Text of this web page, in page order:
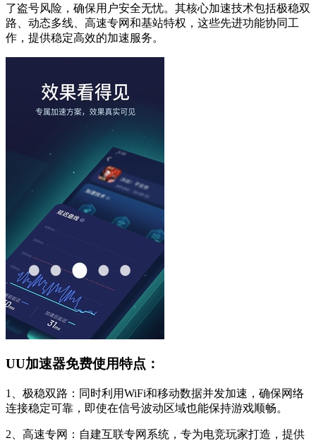
了盗号风险，确保用户安全无忧。其核心加速技术包括极稳双
路、动态多线、高速专网和基站特权，这些先进功能协同工
作，提供稳定高效的加速服务。
UU加速器免费使用特点：
1、极稳双路：同时利用WiFi和移动数据并发加速，确保网络
连接稳定可靠，即使在信号波动区域也能保持游戏顺畅。
2、高速专网：自建互联专网系统，专为电竞玩家打造，提供